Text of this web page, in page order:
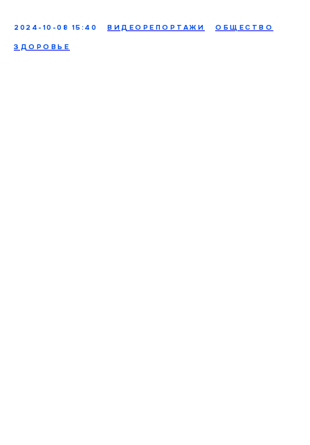
2024-10-08 15:40 ВИДЕОРЕПОРТАЖИ ОБЩЕСТВО
ЗДОРОВЬЕ